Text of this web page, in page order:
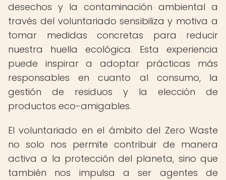
desechos y la contaminación ambiental a
través del voluntariado sensibiliza y motiva a
tomar medidas concretas para reducir
nuestra huella ecológica. Esta experiencia
puede inspirar a adoptar prácticas más
responsables en cuanto al consumo, la
gestión de residuos y la elección de
productos eco-amigables.
El voluntariado en el ámbito del Zero Waste
no solo nos permite contribuir de manera
activa a la protección del planeta, sino que
también nos impulsa a ser agentes de